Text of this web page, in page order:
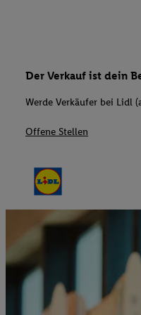
Der Verkauf ist dein
Werde Verkäufer bei Lidl
Offene Stellen